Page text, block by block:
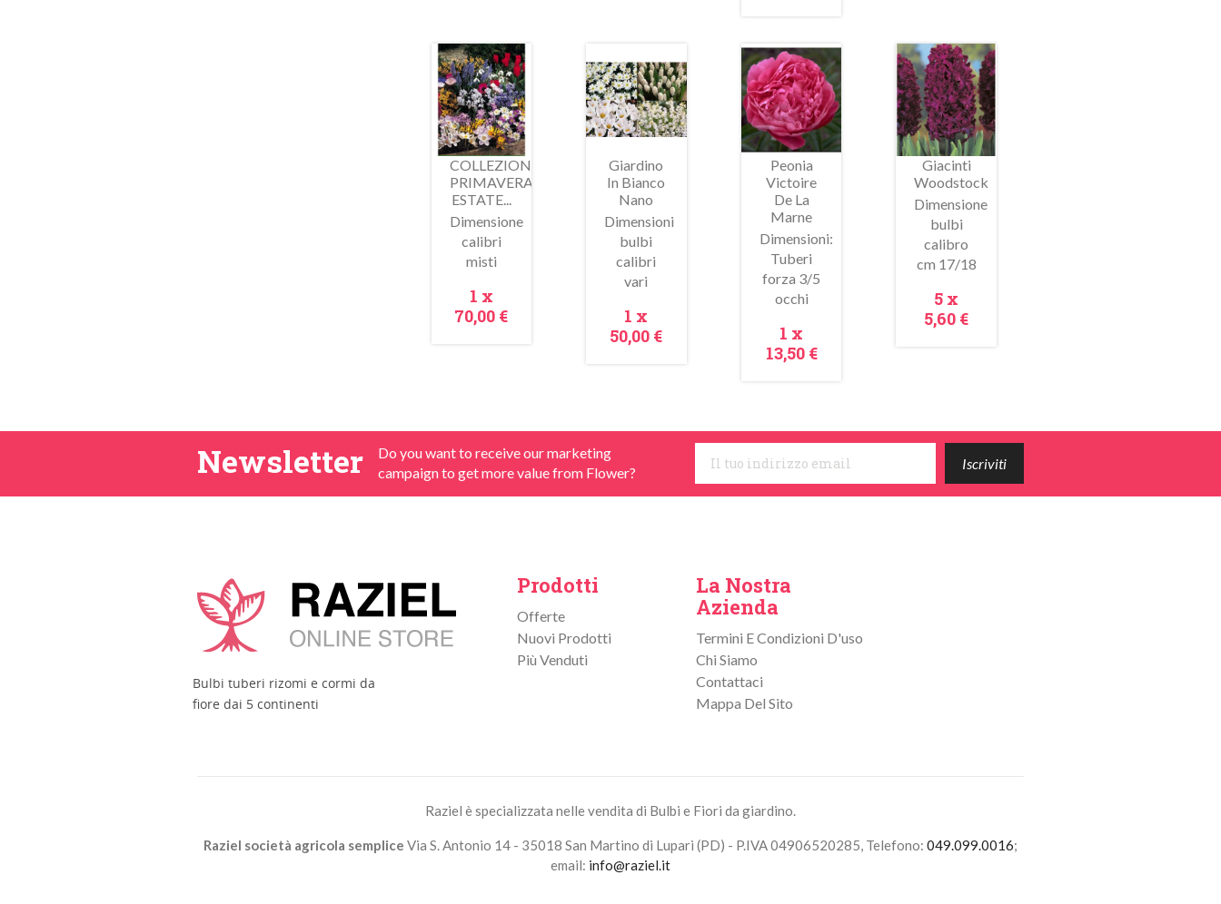
Anteprima
COLLEZIONE
PRIMAVERA-
ESTATE...
Dimensione
calibri
misti
Prezzo
1 x
70,00 €
saldo!
Anteprima
Giardino
In Bianco
Nano
Dimensioni
bulbi
calibri
vari
Prezzo
1 x
50,00 €
Anteprima
Peonia
Victoire
De La
Marne
Dimensioni:
Tuberi
forza 3/5
occhi
Prezzo
1 x
13,50 €
Anteprima
Giacinti
Woodstock
Dimensione
bulbi
calibro
cm 17/18
Prezzo
5 x
5,60 €
Newsletter
Do you want to receive our marketing
campaign to get more value from Flower?
Bulbi tuberi rizomi e cormi da
fiore dai 5 continenti
Prodotti
Offerte
Nuovi Prodotti
Più Venduti
La Nostra
Azienda
Termini E Condizioni D'uso
Chi Siamo
Contattaci
Mappa Del Sito
Raziel è specializzata nelle vendita di Bulbi e Fiori da giardino.
Raziel società agricola semplice Via S. Antonio 14 - 35018 San Martino di Lupari (PD) - P.IVA 04906520285, Telefono: 049.099.0016;
email: info@raziel.it